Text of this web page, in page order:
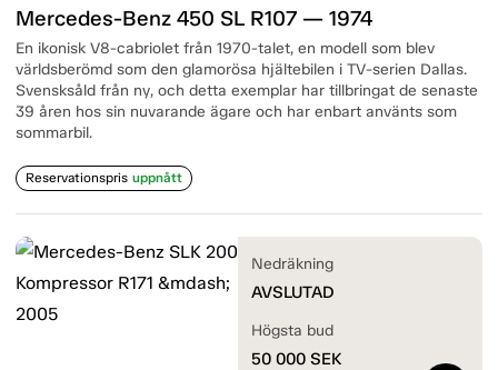
Mercedes-Benz 450 SL R107 — 1974
En ikonisk V8-cabriolet från 1970-talet, en modell som blev
världsberömd som den glamorösa hjältebilen i TV-serien Dallas.
Svensksåld från ny, och detta exemplar har tillbringat de senaste
39 åren hos sin nuvarande ägare och har enbart använts som
sommarbil.
Reservationspris uppnått
Nedräkning
AVSLUTAD
Högsta bud
50 000 SEK